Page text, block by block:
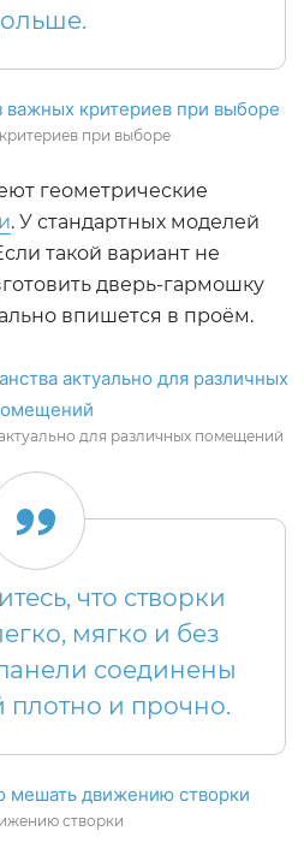
при выборе
геометрические
. У стандартных моделей
такой вариант не
дверь-гармошку
впишется в проём.
для различных помещений
что створки
мягко и без
соединены
плотно и прочно.
створки